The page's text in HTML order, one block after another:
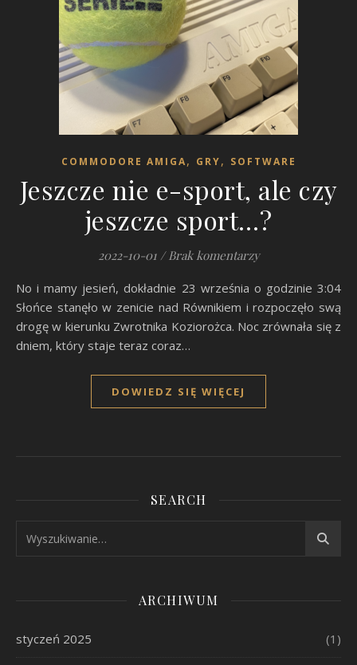
COMMODORE AMIGA, GRY, SOFTWARE
Jeszcze nie e-sport, ale czy
jeszcze sport…?
2022-10-01 / Brak komentarzy
No i mamy jesień, dokładnie 23 września o godzinie 3:04
Słońce stanęło w zenicie nad Równikiem i rozpoczęło swą
drogę w kierunku Zwrotnika Koziorożca. Noc zrównała się z
dniem, który staje teraz coraz…
DOWIEDZ SIĘ WIĘCEJ
SEARCH
ARCHIWUM
styczeń 2025 (1)